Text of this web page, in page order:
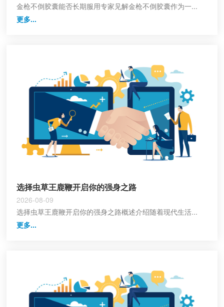
金枪不倒胶囊能否长期服用专家见解金枪不倒胶囊作为一...
更多...
选择虫草王鹿鞭开启你的强身之路
2026-08-09
选择虫草王鹿鞭开启你的强身之路概述介绍随着现代生活...
更多...